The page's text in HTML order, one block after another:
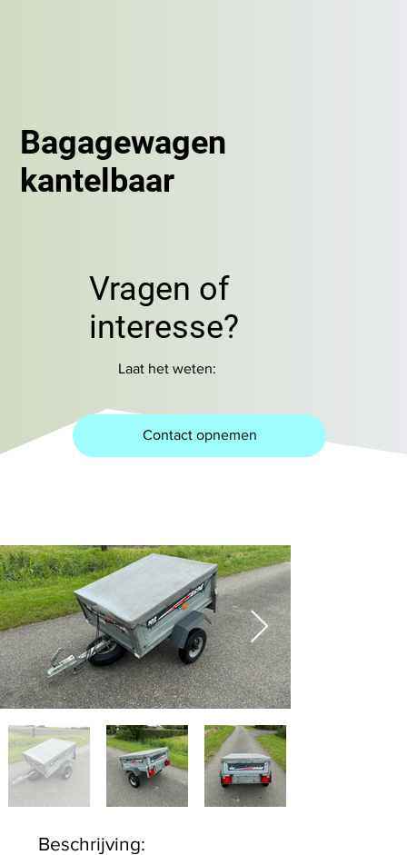
Beschrijving:
Bagagewagen
kantelbaar
Vragen of
interesse?
Laat het weten:
Contact opnemen